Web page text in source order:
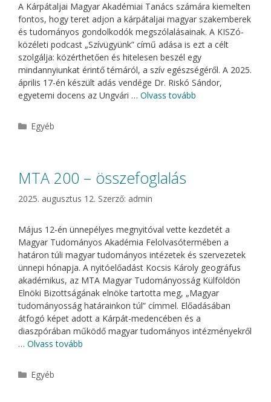
A Kárpátaljai Magyar Akadémiai Tanács számára kiemelten
fontos, hogy teret adjon a kárpátaljai magyar szakemberek
és tudományos gondolkodók megszólalásainak. A KISZó-
közéleti podcast „Szívügyünk” című adása is ezt a célt
szolgálja: közérthetően és hitelesen beszél egy
mindannyiunkat érintő témáról, a szív egészségéről. A 2025.
április 17-én készült adás vendége Dr. Riskó Sándor,
egyetemi docens az Ungvári … Olvass tovább
Kategória
Egyéb
MTA 200 – összefoglalás
2025. augusztus 12. Szerző: admin
Május 12-én ünnepélyes megnyitóval vette kezdetét a
Magyar Tudományos Akadémia Felolvasótermében a
határon túli magyar tudományos intézetek és szervezetek
ünnepi hónapja. A nyitóelőadást Kocsis Károly geográfus
akadémikus, az MTA Magyar Tudományosság Külföldön
Elnöki Bizottságának elnöke tartotta meg, „Magyar
tudományosság határainkon túl” címmel. Előadásában
átfogó képet adott a Kárpát-medencében és a
diaszpórában működő magyar tudományos intézményekről
… Olvass tovább
Kategória
Egyéb